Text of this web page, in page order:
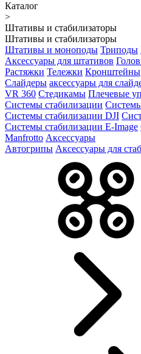
Каталог
>
Штативы и стабилизаторы
Штативы и стабилизаторы
Штативы и моноподы Триподы
Аксессуары для штативов
Растяжки Тележки Кронштейны
Слайдеры аксессуары для
VR 360 Стедикамы Плечевые
Системы стабилизации
Системы стабилизации DJI
Системы стабилизации E-Image
Manfrotto Аксессуары
Автогрипы Аксессуары для